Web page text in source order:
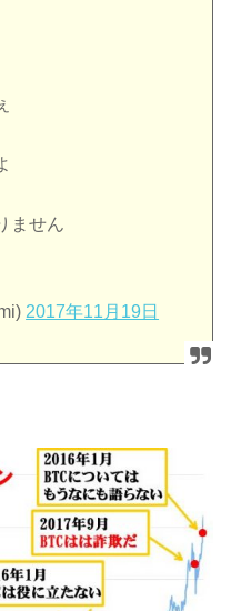
ません
2017年11月19日